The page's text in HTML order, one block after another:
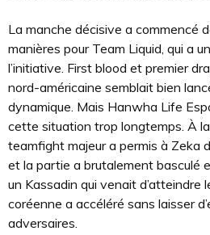
La manche décisive a commencé
manières pour Team Liquid, qui a
l’initiative. First blood et premier
nord-américaine semblait bien
dynamique. Mais Hanwha Life
cette situation trop longtemps. À
teamfight majeur a permis à Zeka
et la partie a brutalement basculé
un Kassadin qui venait d’atteindre
coréenne a accéléré sans laisser
adversaires.